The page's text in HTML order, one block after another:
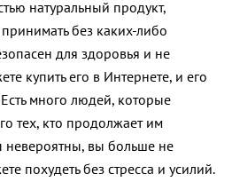
натуральный продукт,
без каких-либо
для здоровья и не
купить его в Интернете, и его
много людей, которые
тех, кто продолжает им
невероятны, вы больше не
похудеть без стресса и усилий.